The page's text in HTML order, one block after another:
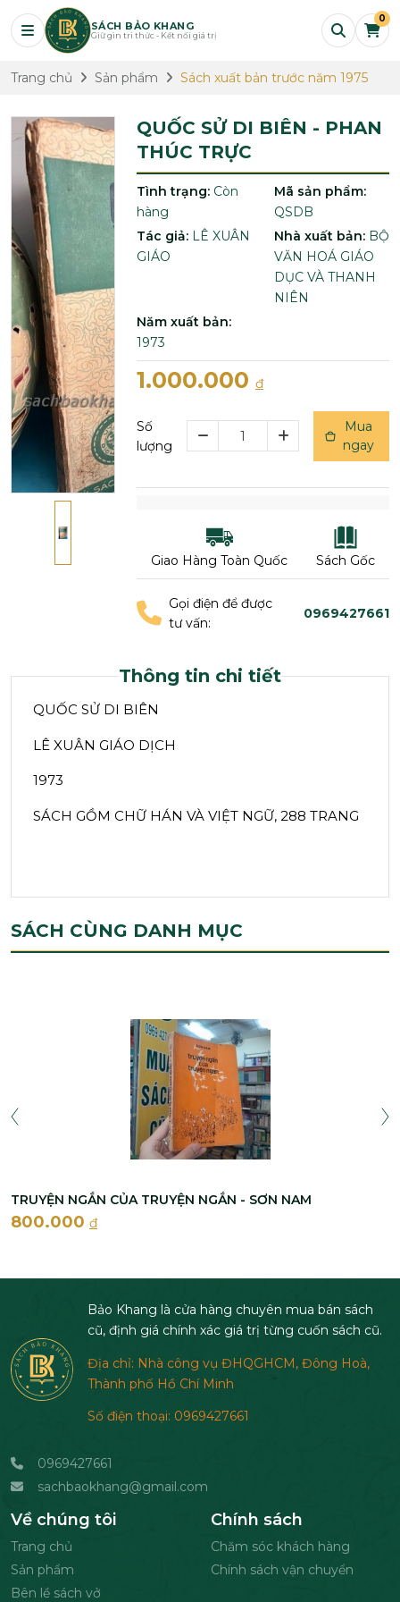
SÁCH BẢO KHANG
Giữ gìn tri thức - Kết nối giá trị
0
Trang chủ Sản phẩm Sách xuất bản trước năm 1975
QUỐC SỬ DI BIÊN - PHAN
THÚC TRỰC
Tình trạng: Còn
hàng
Mã sản phẩm:
QSDB
Tác giả: LÊ XUÂN
GIÁO
Nhà xuất bản: BỘ
VĂN HOÁ GIÁO
DỤC VÀ THANH
NIÊN
Năm xuất bản:
1973
1.000.000 đ
Số
lượng
Mua
ngay
Giao Hàng Toàn Quốc Sách Gốc
Gọi điện để được
tư vấn:
0969427661
Thông tin chi tiết
QUỐC SỬ DI BIÊN
LÊ XUÂN GIÁO DỊCH
1973
SÁCH GỒM CHỮ HÁN VÀ VIỆT NGỮ, 288 TRANG
SÁCH CÙNG DANH MỤC
TRUYỆN NGẮN CỦA TRUYỆN NGẮN - SƠN NAM
800.000 đ
Bảo Khang là cửa hàng chuyên mua bán sách
cũ, định giá chính xác giá trị từng cuốn sách cũ.
Địa chỉ: Nhà công vụ ĐHQGHCM, Đông Hoà,
Thành phố Hồ Chí Minh
Số điện thoại: 0969427661
0969427661
sachbaokhang@gmail.com
Về chúng tôi
Trang chủ
Sản phẩm
Bên lề sách vở
Chính sách
Chăm sóc khách hàng
Chính sách vận chuyển